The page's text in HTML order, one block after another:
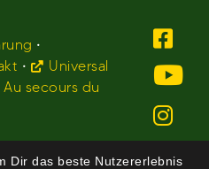
•
•
Universal
Au secours du
Dir das beste Nutzererlebnis